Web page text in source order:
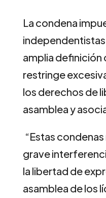
La condena
amplia definición
restringe
los derechos de
asamblea y
“Estas
grave
la libertad de
asamblea de los